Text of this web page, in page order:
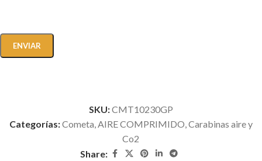
SKU:CMT10230GP
Categorías:Cometa AIRE COMPRIMIDO Carabinas aire y
Co2
Share: